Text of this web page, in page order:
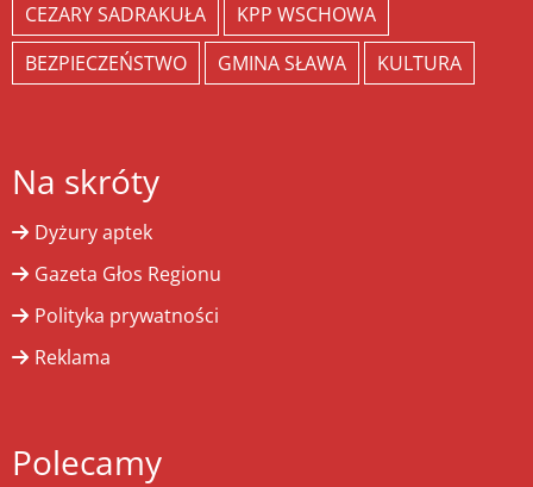
CEZARY SADRAKUŁA
KPP WSCHOWA
BEZPIECZEŃSTWO
GMINA SŁAWA KULTURA
Na skróty
Dyżury aptek
Gazeta Głos Regionu
Polityka prywatności
Reklama
Polecamy